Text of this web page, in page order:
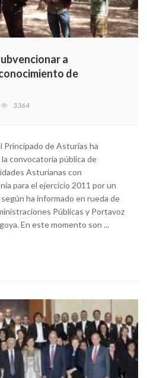
a
de
3364
Principado de Asturias ha
convocatoria pública de
Asturianas con
para el ejercicio 2011 por un
ha informado en rueda de
Públicas y Portavoz
En este momento son ...